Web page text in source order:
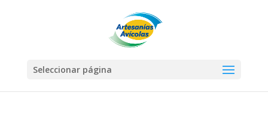
Seleccionar página